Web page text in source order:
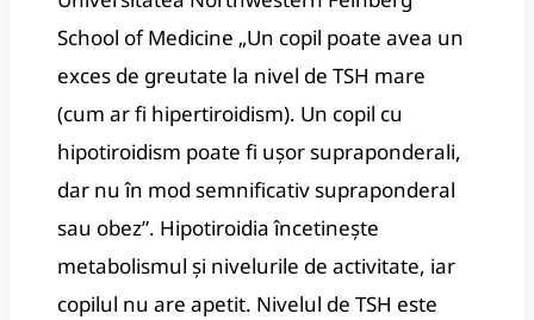
School of Medicine „Un copil poate avea un
exces de greutate la nivel de TSH mare
(cum ar fi hipertiroidism). Un copil cu
hipotiroidism poate fi ușor supraponderali,
dar nu în mod semnificativ supraponderal
sau obez”. Hipotiroidia încetinește
metabolismul și nivelurile de activitate, iar
copilul nu are apetit. Nivelul de TSH este